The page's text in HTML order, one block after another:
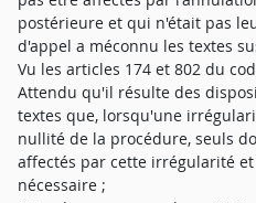
postérieure et qui n'était pas
d'appel a méconnu les textes
Vu les articles 174 et 802 du
Attendu qu'il résulte des
textes que, lorsqu'une
nullité de la procédure, seuls
affectés par cette irrégularité
nécessaire ;